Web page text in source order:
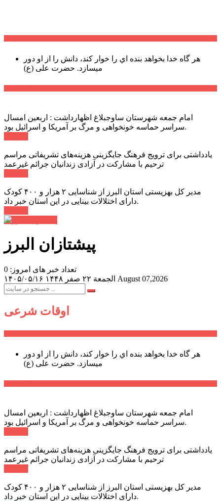
هر گاه خدا بخواهد بنده اي را خوار كند، دانش را از او دور
میسازد. حضرت علی (ع)
امام جمعه شهرستان ساوجبلاغ اظهارداشت : اربعین امسال
سراسر حماسه خونخواهی و مرگ بر آمریکا و اسرائیل بود.
یادداشتی برای ترویج فرهنگ جایگزینی هزینه‌های تشریفاتی مراسم
ترحیم با مشارکت در آزادی زندانیان جرائم غیرعمد
مدیر کل بهزیستی استان البرز از شناسایی ۲ هزار و ۴۰۰ کودک
دارای اختلالات بینایی در این استان خبر داد.
پیشتازان البرز
تعداد خبر های امروز: 0
۱۴۰۵/۰۵/۱۶
الجمعة ۲۲ صفر ۱۴۴۸ August 07,2026
اوقات شرعی
هر گاه خدا بخواهد بنده اي را خوار كند، دانش را از او دور
میسازد. حضرت علی (ع)
امام جمعه شهرستان ساوجبلاغ اظهارداشت : اربعین امسال
سراسر حماسه خونخواهی و مرگ بر آمریکا و اسرائیل بود.
یادداشتی برای ترویج فرهنگ جایگزینی هزینه‌های تشریفاتی مراسم
ترحیم با مشارکت در آزادی زندانیان جرائم غیرعمد
مدیر کل بهزیستی استان البرز از شناسایی ۲ هزار و ۴۰۰ کودک
دارای اختلالات بینایی در این استان خبر داد.